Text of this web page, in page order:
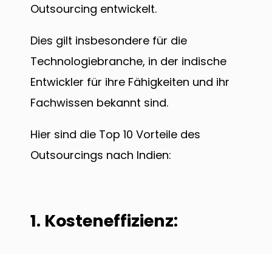
Outsourcing entwickelt.
Dies gilt insbesondere für die
Technologiebranche, in der indische
Entwickler für ihre Fähigkeiten und ihr
Fachwissen bekannt sind.
Hier sind die Top 10 Vorteile des
Outsourcings nach Indien:
1. Kosteneffizienz: